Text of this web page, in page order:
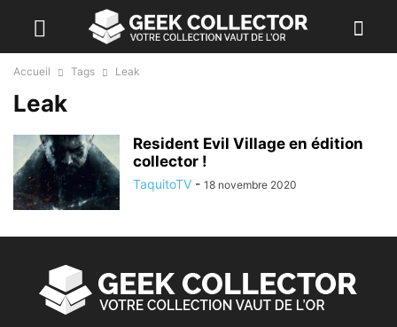
Accueil Tags Leak
Leak
Resident Evil Village en édition
collector !
TaquitoTV - 18 novembre 2020